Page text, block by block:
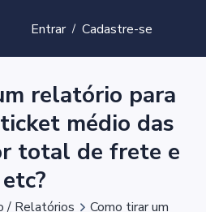
Entrar/Cadastre-se
relatório para
médio das
total de frete e
etc?
/ Relatórios
Como tirar um